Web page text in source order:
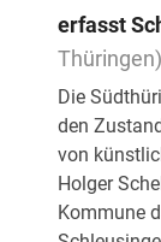
erfasst
Thüringen)
Die
den
von
Holger
Kommune